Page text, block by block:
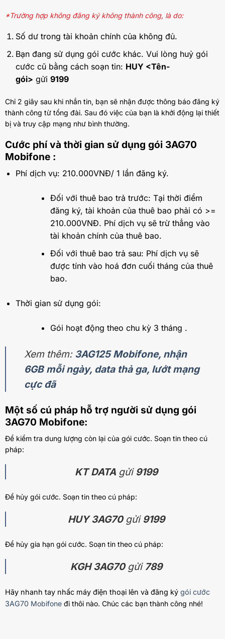
*Trường hợp không đăng ký không thành công, là do:
Số dư trong tài khoản chính của không đủ.
Bạn đang sử dụng gói cước khác. Vui lòng huỷ gói
cước cũ bằng cách soạn tin: HUY <Tên-
gói> gửi 9199
Chỉ 2 giây sau khi nhắn tin, bạn sẽ nhận được thông báo đăng ký
thành công từ tổng đài. Sau đó việc của bạn là khởi động lại thiết
bị và truy cập mạng như bình thường.
Cước phí và thời gian sử dụng gói 3AG70
Mobifone :
Phí dịch vụ: 210.000VNĐ/ 1 lần đăng ký.
Đối với thuê bao trả trước: Tại thời điểm
đăng ký, tài khoản của thuê bao phải có >=
210.000VNĐ. Phí dịch vụ sẽ trừ thẳng vào
tài khoản chính của thuê bao.
Đối với thuê bao trả sau: Phí dịch vụ sẽ
được tính vào hoá đơn cuối tháng của thuê
bao.
Thời gian sử dụng gói:
Gói hoạt động theo chu kỳ 3 tháng .
Xem thêm: 3AG125 Mobifone, nhận
6GB mỗi ngày, data thả ga, lướt mạng
cực đã
Một số cú pháp hỗ trợ người sử dụng gói
3AG70 Mobifone:
Để kiểm tra dung lượng còn lại của gói cước. Soạn tin theo cú
pháp:
KT DATA gửi 9199
Để hủy gói cước. Soạn tin theo cú pháp:
HUY 3AG70 gửi 9199
Để hủy gia hạn gói cước. Soạn tin theo cú pháp:
KGH 3AG70 gửi 789
Hãy nhanh tay nhấc máy điện thoại lên và đăng ký gói cước
3AG70 Mobifone đi thôi nào. Chúc các bạn thành công nhé!